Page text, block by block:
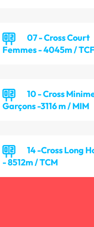
07 - Cross Court
Femmes - 4045m / TCF
10 - Cross
Garçons -3116 m / MIM
14 -Cross Long
- 8512m / TCM